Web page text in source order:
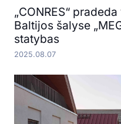
„CONRES“
Baltijos šalyse
statybas
2025.08.07